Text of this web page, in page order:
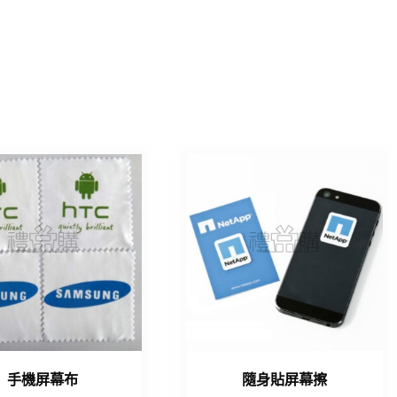
手機屏幕布 隨身貼屏幕擦